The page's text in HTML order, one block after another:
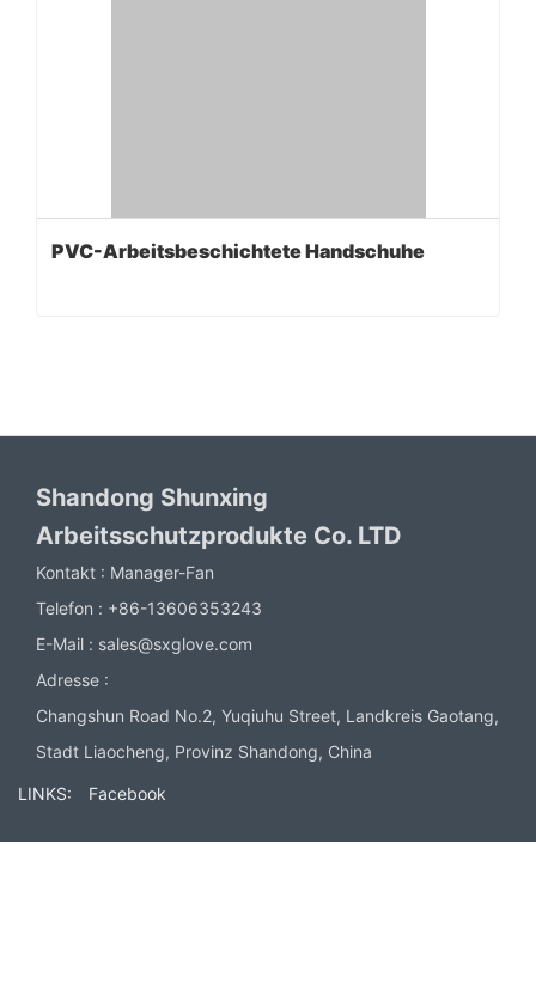
PVC-Arbeitsbeschichtete Handschuhe
Shandong Shunxing
Arbeitsschutzprodukte Co. LTD
Kontakt : Manager-Fan
Telefon : +86-13606353243
E-Mail : sales@sxglove.com
Adresse :
Changshun Road No.2, Yuqiuhu Street, Landkreis Gaotang,
Stadt Liaocheng, Provinz Shandong, China
LINKS: Facebook